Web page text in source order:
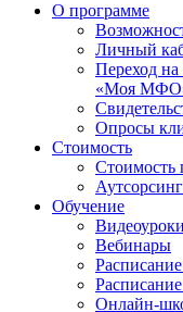
О программе
Личный
Переход
«Моя
Опросы
Стоимость
Стоимость
Обучение
Видеоуроки
Вебинары
Онлайн-